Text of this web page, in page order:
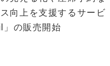
向上を支援するサービ
の販売開始